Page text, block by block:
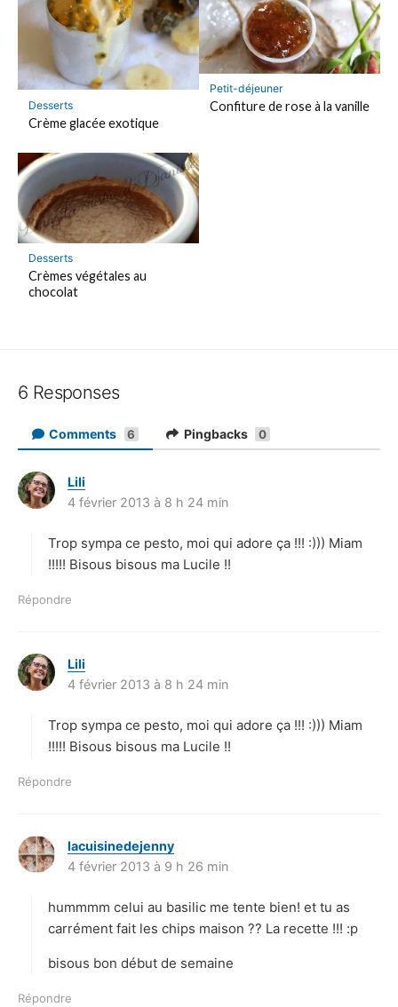
Desserts
Crème glacée exotique
Petit-déjeuner
Confiture de rose à la vanille
Desserts
Crèmes végétales au
chocolat
6 Responses
Comments 6 Pingbacks 0
Lili
i
:
4 février 2013 à 8 h 24 min
Trop sympa ce pesto, moi qui adore ça !!! :))) Miam
!!!!! Bisous bisous ma Lucile !!
Répondre
Lili
i
:
4 février 2013 à 8 h 24 min
Trop sympa ce pesto, moi qui adore ça !!! :))) Miam
!!!!! Bisous bisous ma Lucile !!
Répondre
lacuisinedejenny
i
:
4 février 2013 à 9 h 26 min
hummmm celui au basilic me tente bien! et tu as
carrément fait les chips maison ?? La recette !!! :p
bisous bon début de semaine
Répondre